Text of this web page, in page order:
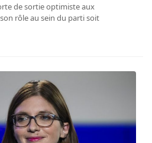
de sortie optimiste aux
rôle au sein du parti soit